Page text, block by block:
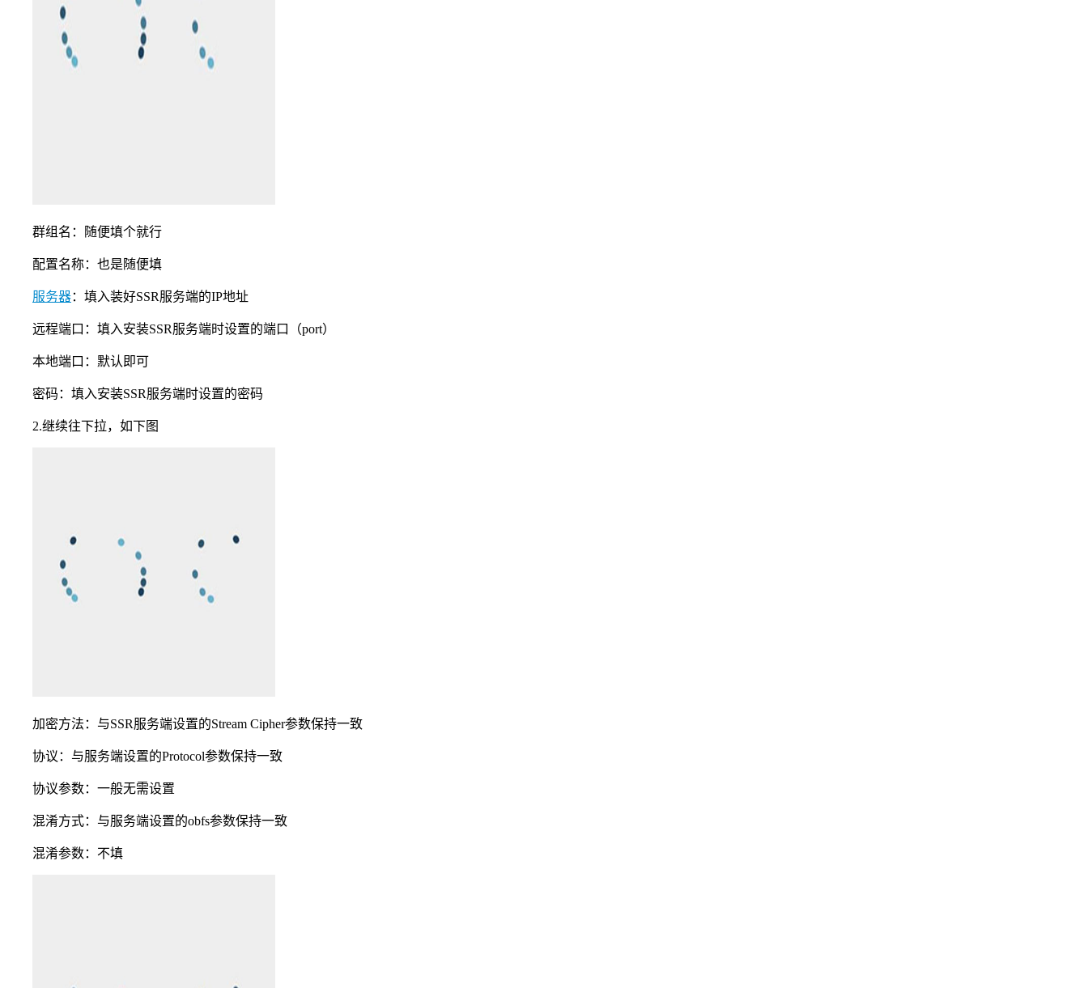
群组名：随便填个就行
配置名称：也是随便填
服务器：填入装好SSR服务端的IP地址
远程端口：填入安装SSR服务端时设置的端口（port）
本地端口：默认即可
密码：填入安装SSR服务端时设置的密码
2.继续往下拉，如下图
加密方法：与SSR服务端设置的Stream Cipher参数保持一致
协议：与服务端设置的Protocol参数保持一致
协议参数：一般无需设置
混淆方式：与服务端设置的obfs参数保持一致
混淆参数：不填